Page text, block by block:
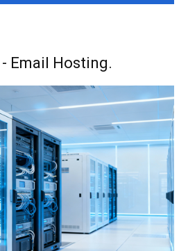
Email Hosting.